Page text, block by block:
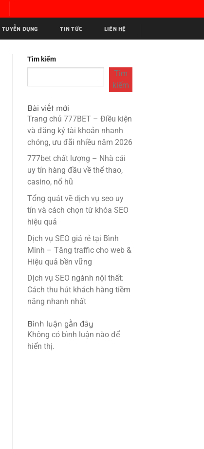
TUYỂN DỤNG TIN TỨC LIÊN HỆ
Tìm kiếm
Tìm
kiếm
Bài viết mới
Trang chủ 777BET – Điều kiện
và đăng ký tài khoản nhanh
chóng, ưu đãi nhiều năm 2026
777bet chất lượng – Nhà cái
uy tín hàng đầu về thể thao,
casino, nổ hũ
Tổng quát về dịch vụ seo uy
tín và cách chọn từ khóa SEO
hiệu quả
Dịch vụ SEO giá rẻ tại Bình
Minh – Tăng traffic cho web &
Hiệu quả bền vững
Dịch vụ SEO ngành nội thất:
Cách thu hút khách hàng tiềm
năng nhanh nhất
Bình luận gần đây
Không có bình luận nào để
hiển thị.